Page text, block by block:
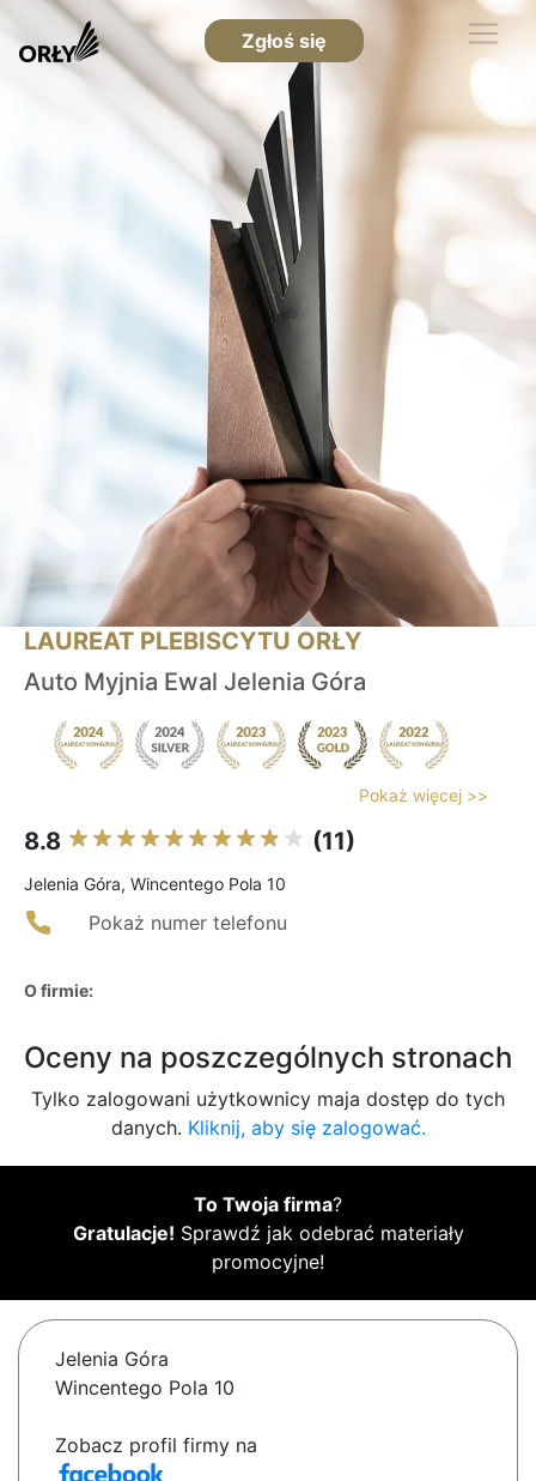
Zgłoś się
LAUREAT PLEBISCYTU ORŁY
Auto Myjnia Ewal Jelenia Góra
Pokaż więcej >>
8.8 (11)
Jelenia Góra, Wincentego Pola 10
Pokaż numer telefonu
O firmie:
Oceny na poszczególnych stronach
Tylko zalogowani użytkownicy maja dostęp do tych
danych. Kliknij, aby się zalogować.
To Twoja firma?
Gratulacje! Sprawdź jak odebrać materiały
promocyjne!
Jelenia Góra
Wincentego Pola 10
Zobacz profil firmy na